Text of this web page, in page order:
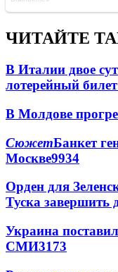
ЧИТАЙТЕ
В Италии двое
лотерейный
В Молдове
СюжетБанкет
Москве9934
Орден для
Туска завершить
Украина
СМИ3173